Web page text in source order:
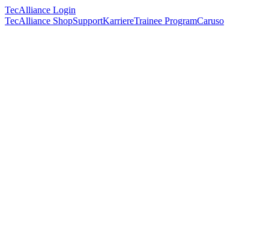
TecAlliance Login
TecAlliance ShopSupportKarriereTrainee ProgramCaruso